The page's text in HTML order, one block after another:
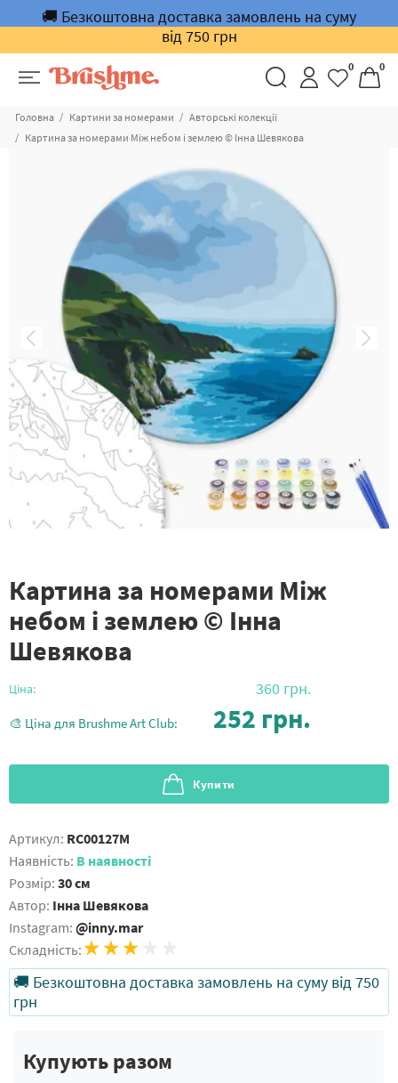
🚚 Безкоштовна доставка замовлень на суму
від 750 грн
0 0
Головна Картини за номерами
Авторські колекції
Картина за номерами Між небом і землею © Інна Шевякова
Картина за номерами Між
небом і землею © Інна
Шевякова
Ціна: 360 грн.
🎨 Ціна для Brushme Art Club: 252 грн.
Купити
Артикул: RC00127M
Наявність: В наявності
Розмір: 30 см
Автор: Інна Шевякова
Instagram: @inny.mar
Складність:
🚚 Безкоштовна доставка замовлень на суму від 750
грн
Купують разом